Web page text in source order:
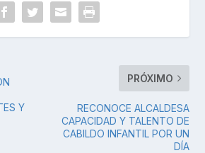
Y
PRÓXIMO
RECONOCE ALCALDESA
CAPACIDAD Y TALENTO DE
CABILDO INFANTIL POR UN
DÍA